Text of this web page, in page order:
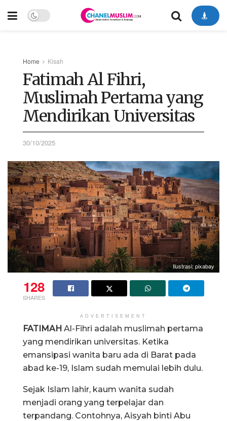
Home Kisah
Fatimah Al Fihri,
Muslimah Pertama yang
Mendirikan Universitas
30/10/2025
Ilustrasi: pixabay
128
SHARES
ADVERTISEMENT
FATIMAH Al-Fihri adalah muslimah pertama
yang mendirikan universitas. Ketika
emansipasi wanita baru ada di Barat pada
abad ke-19, Islam sudah memulai lebih dulu.
Sejak Islam lahir, kaum wanita sudah
menjadi orang yang terpelajar dan
terpandang. Contohnya, Aisyah binti Abu